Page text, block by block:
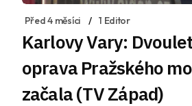
Před 4 měsíci 1 Editor
Karlovy Vary:
oprava Pražského
začala (TV Západ)